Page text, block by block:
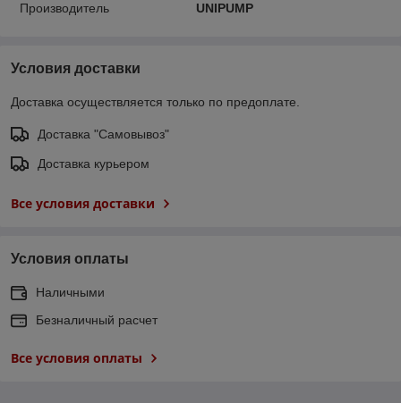
Производитель UNIPUMP
Условия доставки
Доставка осуществляется только по предоплате.
Доставка "Самовывоз"
Доставка курьером
Все условия доставки
Условия оплаты
Наличными
Безналичный расчет
Все условия оплаты